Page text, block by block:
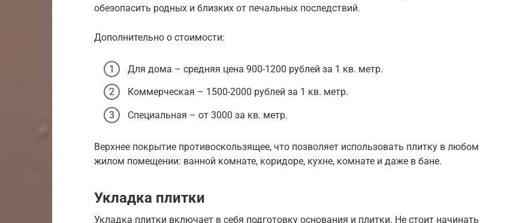
обезопасить родных и близких от печальных последствий.
Дополнительно о стоимости:
Для дома – средняя цена 900-1200 рублей за 1 кв. метр.
Коммерческая – 1500-2000 рублей за 1 кв. метр.
Специальная – от 3000 за кв. метр.
Верхнее покрытие противоскользящее, что позволяет использовать плитку в любом
жилом помещении: ванной комнате, коридоре, кухне, комнате и даже в бане.
Укладка плитки
Укладка плитки включает в себя подготовку основания и плитки. Не стоит начинать